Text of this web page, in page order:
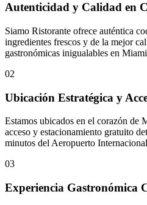
Autenticidad y Calidad en
Siamo Ristorante ofrece auténtica
ingredientes frescos y de la mejor
gastronómicas inigualables en
02
Ubicación Estratégica y
Estamos ubicados en el corazón de
acceso y estacionamiento gratuito
minutos del Aeropuerto
03
Experiencia Gastronómica